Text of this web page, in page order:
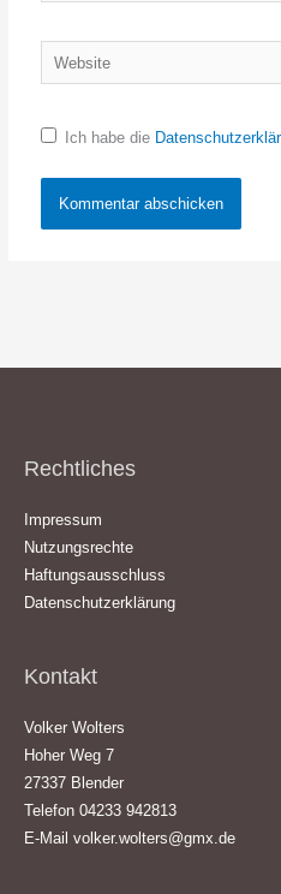
Website
Ich habe die
Rechtliches
Impressum
Nutzungsrechte
Haftungsausschluss
Datenschutzerklärung
Kontakt
Volker Wolters
Hoher Weg 7
27337 Blender
Telefon 04233 942813
E-Mail volker.wolters@gmx.de